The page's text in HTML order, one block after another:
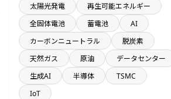
来月着工プロジェクト
平均臨時雇用人員数が100人以上の企
業一覧
食品関連工場のプロジェクト
太陽光発電
再生可能エネルギー
全固体電池
蓄電池
AI
カーボンニュートラル
脱炭素
天然ガス
原油
データセンター
生成AI
半導体
TSMC
IoT